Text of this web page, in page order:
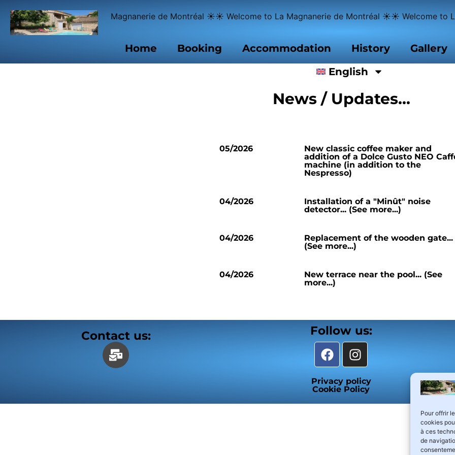
Pour offrir
cookies
à ces
de
Home Booking Accommodation History Gallery
English
Welcome to La Magnanerie de Montréal ☀☀ Welcome to La Magnanerie de Montréal ☀☀ Welcome to
News / Updates...
05/2026
New classic coffee maker and
addition of a Dolce Gusto NEO
machine (in addition to the
Nespresso)
04/2026
Installation of a "Minût" noise
detector... (See more...)
04/2026
Replacement of the wooden gate...
(See more...)
04/2026
New terrace near the pool... (See
more...)
Contact us: Follow us:
Privacy policy
Cookie Policy